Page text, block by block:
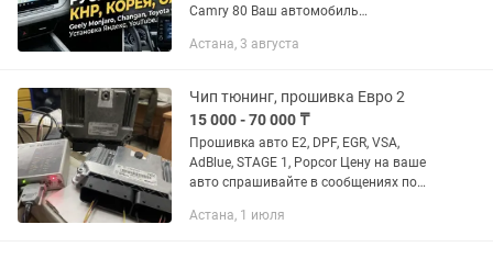
Camry 80 Ваш автомобиль
английском? Сделаем его понятным и
свежие новинки...
Астана, 3 августа
Чип тюнинг, прошивка Евро 2
15 000 - 70 000 ₸
Прошивка авто Е2, DPF, EGR, VSA,
AdBlue, STAGE 1, Popcor Цену нa ваше
авто cпpашивайтe в сообщениях по
стоимости необходимо след.
Астана, 1 июля